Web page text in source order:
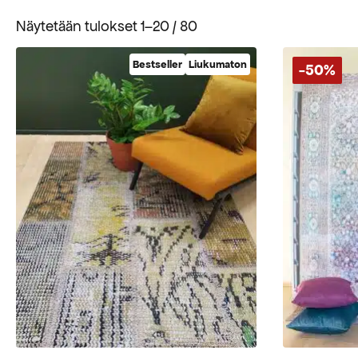
Näytetään tulokset 1–20 / 80Suosituimmat
ensin
Bestseller Liukumaton -50%